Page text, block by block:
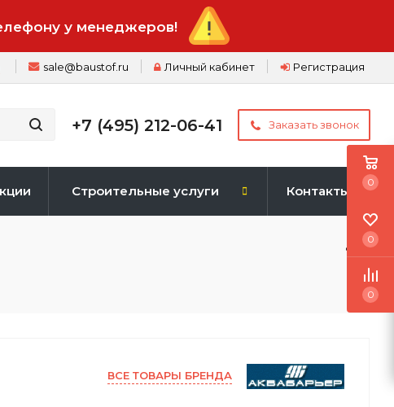
у менеджеров!
Регистрация
Личный кабинет
sale@baustof.ru
+7 (495) 212-06-41 Заказать звонок
Строительные услуги Контакты
ВСЕ ТОВАРЫ БРЕНДА
0
0
0